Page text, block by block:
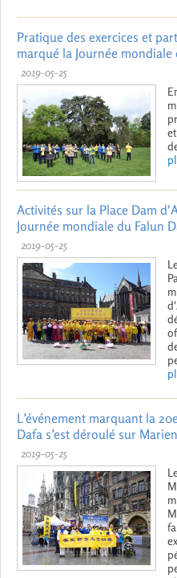
Pratique des exercices et
marqué la Journée mondiale
2019-05-25
Activités sur la Place Dam
Journée mondiale du Falun
2019-05-25
L’événement marquant la
Dafa s’est déroulé sur
2019-05-25